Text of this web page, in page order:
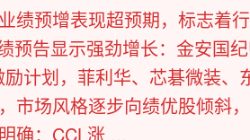
绩预增表现超预期，标志着
预告显示强劲增长：金安国
计划，菲利华、芯碁微装、
市场风格逐步向绩优股倾斜
确：CCL涨 ...